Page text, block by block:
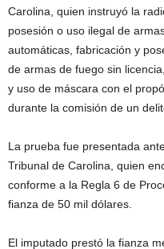
Carolina, quien instruyó la
posesión o uso ilegal de
automáticas, fabricación y
de armas de fuego sin
y uso de máscara con el
durante la comisión de un
La prueba fue presentada
Tribunal de Carolina, quien
conforme a la Regla 6 de
fianza de 50 mil dólares.
El imputado prestó la fianza